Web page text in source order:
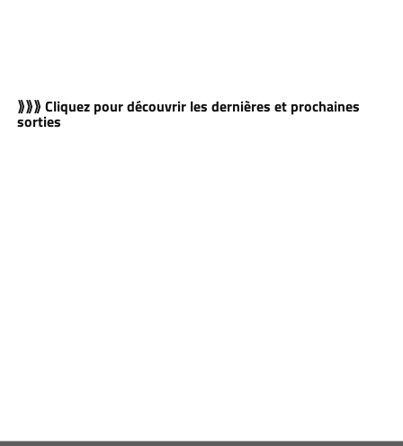
⟫⟫⟫ Cliquez pour découvrir les dernières et prochaines
sorties